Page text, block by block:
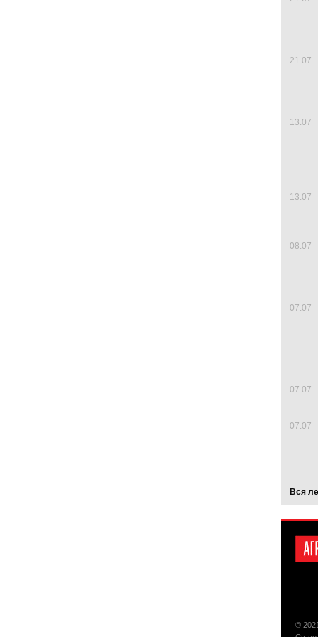
21.07
13.07
13.07
08.07
07.07
07.07
07.07
Вся
©